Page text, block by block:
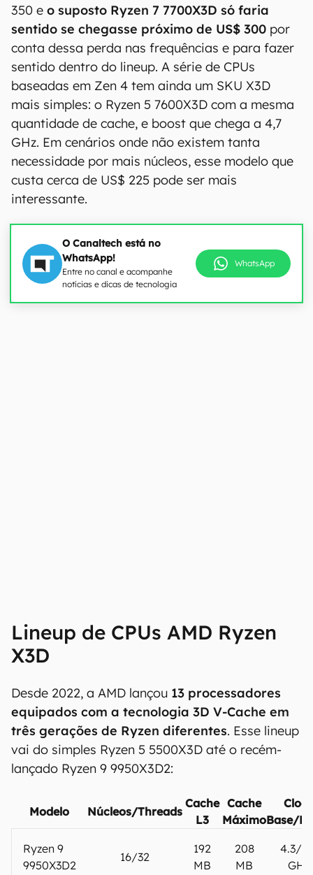
350 e o suposto Ryzen 7 7700X3D só faria
sentido se chegasse próximo de US$ 300 por
conta dessa perda nas frequências e para fazer
sentido dentro do lineup. A série de CPUs
baseadas em Zen 4 tem ainda um SKU X3D
mais simples: o Ryzen 5 7600X3D com a mesma
quantidade de cache, e boost que chega a 4,7
GHz. Em cenários onde não existem tanta
necessidade por mais núcleos, esse modelo que
custa cerca de US$ 225 pode ser mais
interessante.
O Canaltech está no
WhatsApp!
Entre no canal e acompanhe
notícias e dicas de tecnologia
WhatsApp
Lineup de CPUs AMD Ryzen
X3D
Desde 2022, a AMD lançou
13 processadores